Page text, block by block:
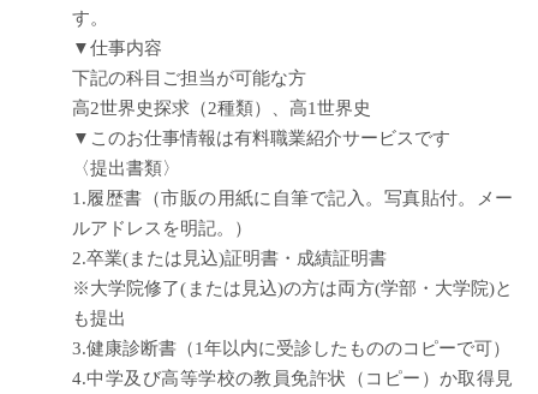
す。
▼仕事内容
下記の科目ご担当が可能な方
高2世界史探求（2種類）、高1世界史
▼このお仕事情報は有料職業紹介サービスです
〈提出書類〉
1.履歴書（市販の用紙に自筆で記入。写真貼付。メー
ルアドレスを明記。）
2.卒業(または見込)証明書・成績証明書
※大学院修了(または見込)の方は両方(学部・大学院)と
も提出
3.健康診断書（1年以内に受診したもののコピーで可）
4.中学及び高等学校の教員免許状（コピー）か取得見